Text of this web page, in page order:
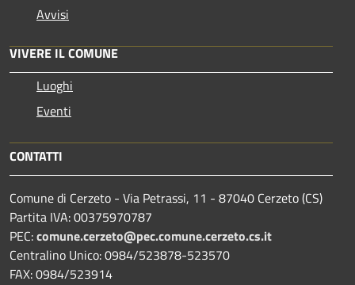
Avvisi
VIVERE IL COMUNE
Luoghi
Eventi
CONTATTI
Comune di Cerzeto - Via Petrassi, 11 - 87040 Cerzeto (CS)
Partita IVA: 00375970787
PEC:comune.cerzeto@pec.comune.cerzeto.cs.it
Centralino Unico: 0984/523878-523570
FAX: 0984/523914